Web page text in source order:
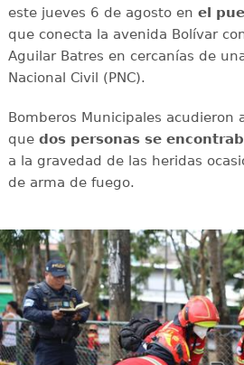
este jueves 6 de agosto en el
que conecta la avenida Bolívar
Aguilar Batres en cercanías de
Nacional Civil (PNC).
Bomberos Municipales acudieron
que dos personas se
a la gravedad de las heridas
de arma de fuego.